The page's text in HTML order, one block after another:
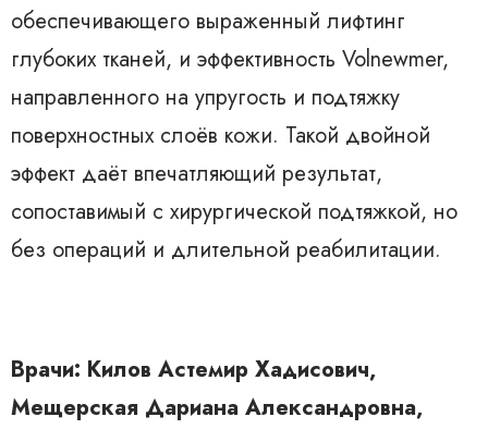
обеспечивающего выраженный лифтинг
глубоких тканей, и эффективность Volnewmer,
направленного на упругость и подтяжку
поверхностных слоёв кожи. Такой двойной
эффект даёт впечатляющий результат,
сопоставимый с хирургической подтяжкой, но
без операций и длительной реабилитации.
Врачи: Килов Астемир Хадисович,
Мещерская Дариана Александровна,